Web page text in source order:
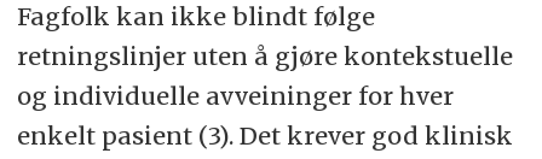
Fagfolk kan ikke blindt følge
retningslinjer uten å gjøre kontekstuelle
og individuelle avveininger for hver
enkelt pasient (3). Det krever god klinisk